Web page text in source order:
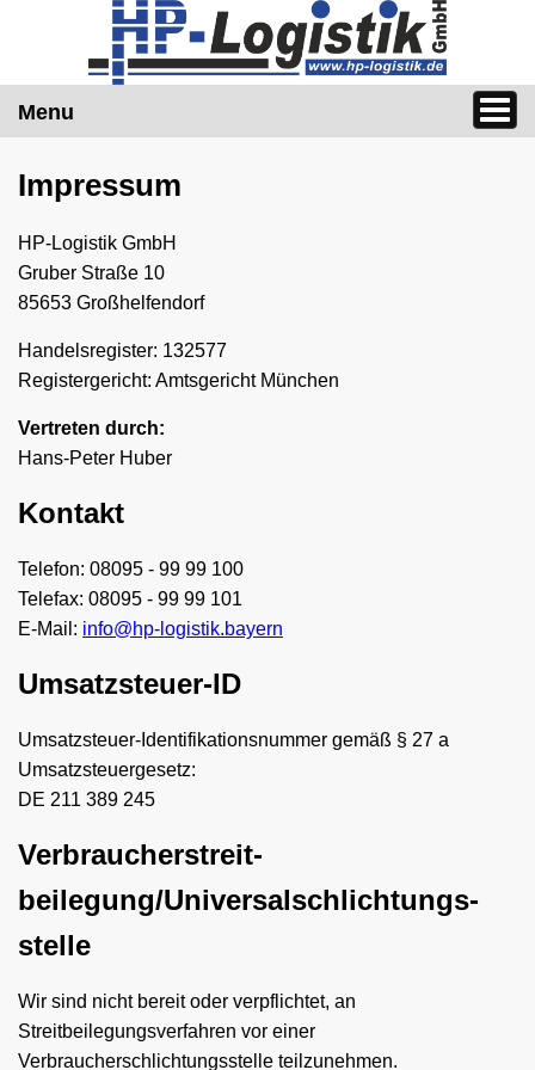
Menu
Impressum
HP-Logistik GmbH
Gruber Straße 10
85653 Großhelfendorf
Handelsregister: 132577
Registergericht: Amtsgericht München
Vertreten durch:
Hans-Peter Huber
Kontakt
Telefon: 08095 - 99 99 100
Telefax: 08095 - 99 99 101
E-Mail: info@hp-logistik.bayern
Umsatzsteuer-ID
Umsatzsteuer-Identifikationsnummer gemäß § 27 a
Umsatzsteuergesetz:
DE 211 389 245
Verbraucher­streit­
beilegung/Universal­schlichtungs­
stelle
Wir sind nicht bereit oder verpflichtet, an
Streitbeilegungsverfahren vor einer
Verbraucherschlichtungsstelle teilzunehmen.